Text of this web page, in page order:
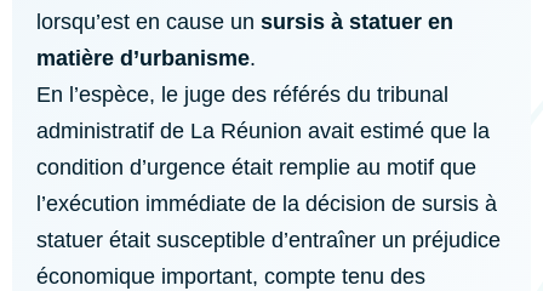
lorsqu’est en cause un sursis à statuer en
matière d’urbanisme.
En l’espèce, le juge des référés du tribunal
administratif de La Réunion avait estimé que la
condition d’urgence était remplie au motif que
l’exécution immédiate de la décision de sursis à
statuer était susceptible d’entraîner un préjudice
économique important, compte tenu des